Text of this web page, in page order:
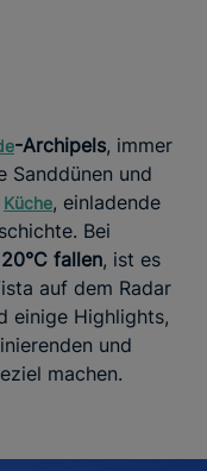
-Archipels, immer
Sanddünen und
Küche, einladende
Bei
fallen, ist es
auf dem Radar
einige Highlights,
und
machen.